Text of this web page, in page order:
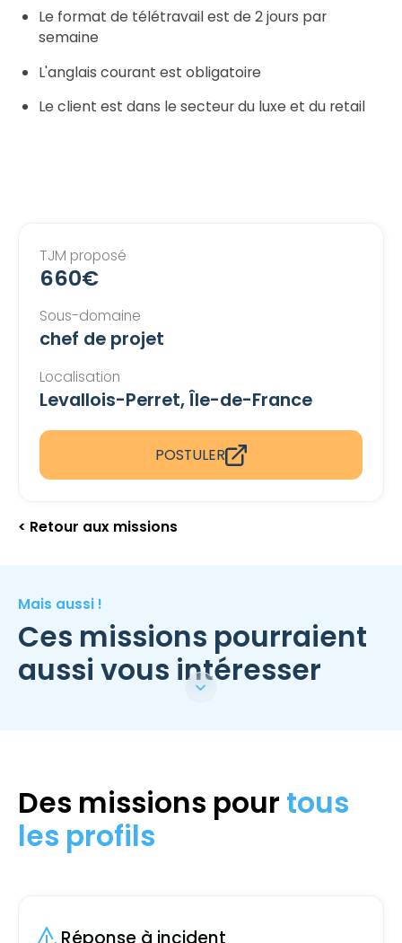
Le format de télétravail est de 2 jours par
semaine
L'anglais courant est obligatoire
Le client est dans le secteur du luxe et du retail
TJM proposé
660€
Sous-domaine
chef de projet
Localisation
Levallois-Perret, Île-de-France
POSTULER
< Retour aux missions
Mais aussi !
Ces missions pourraient
aussi vous intéresser
Des missions pour tous
les profils
Réponse à incident